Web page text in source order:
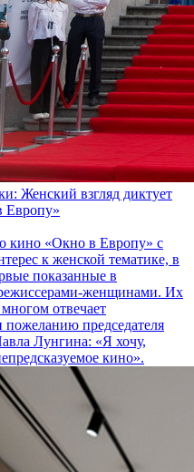
Женский взгляд диктует
Европу»
кино «Окно в Европу» с
к женской тематике, в
показанные в
женщинами. Их
отвечает
председателя
Лунгина: «Я хочу,
кино».